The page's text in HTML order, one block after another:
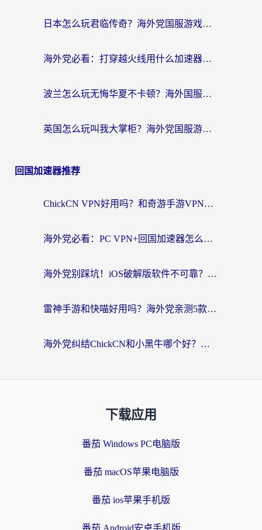
日本怎么玩君临传奇？海外党国服游戏加速避坑指南（附菲律宾欧洲玩家实测）
海外党必看：打穿越火线用什么加速器？解决延迟卡顿，还能玩奇妙拼图世界和第五人格
波兰怎么玩无悔华夏不卡顿？海外国服游戏加速器终极指南（附征途2萤火突击解决方案）
英国怎么玩叫我大掌柜？海外党国服游戏加速避坑指南（附实测推荐）
回国加速器推荐
ChickCN VPN好用吗？和奇游手游VPN对比哪个回国效果更好？海外党亲测实用指南
海外党必看：PC VPN+回国加速器怎么选？无缝访问国内资源全攻略
海外党别踩坑！iOS破解版软件不可靠？教你选对回国加速器无缝看国内资源
雷神手游和快喵好用吗？海外党亲测5款回国加速器，附斧牛Bling对比+微信视频号解决办法
海外党纠结ChickCN和小黑牛哪个好？一篇帮你选对回国加速器的实用指南
下载应用
番茄 Windows PC电脑版
番茄 macOS苹果电脑版
番茄 ios苹果手机版